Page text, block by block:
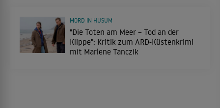
"Die Toten am Meer – Tod an der
Klippe": Kritik zum ARD-Küstenkrimi
mit Marlene Tanczik
MORD IN HUSUM